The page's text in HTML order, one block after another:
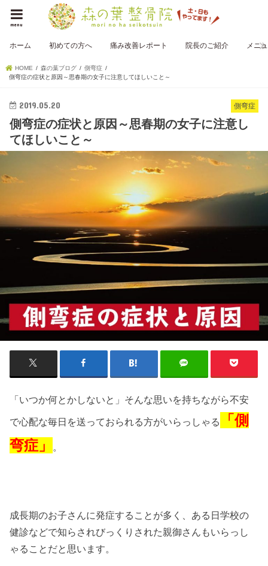
menu
ホーム 初めての方へ 痛み改善レポート 院長のご紹介 メニ
HOME 森の葉ブログ
側弯症
側弯症の症状と原因～思春期の女子に注意してほしいこと～
側弯症
2019.05.20
側弯症の症状と原因～思春期の女子に注意し
てほしいこと～
「いつか何とかしないと」そんな思いを持ちながら不安
で心配な毎日を送っておられる方がいらっしゃる
「側
弯症」
。
成長期のお子さんに発症することが多く、ある日学校の
健診などで知らされびっくりされた親御さんもいらっし
ゃることだと思います。